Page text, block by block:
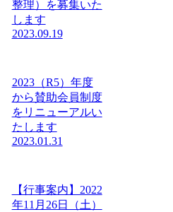
整理）を募集いた
します
2023.09.19
2023（R5）年度
から賛助会員制度
をリニューアルい
たします
2023.01.31
【行事案内】2022
年11月26日（土）